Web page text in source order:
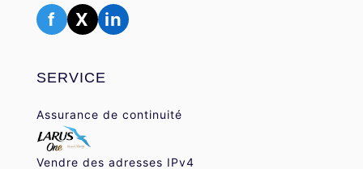
f X in
SERVICE
Assurance de continuité
Vendre des adresses IPv4